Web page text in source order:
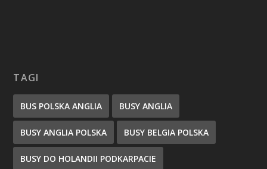
TAGI
BUS POLSKA ANGLIA BUSY ANGLIA
BUSY ANGLIA POLSKA BUSY BELGIA POLSKA
BUSY DO HOLANDII PODKARPACIE